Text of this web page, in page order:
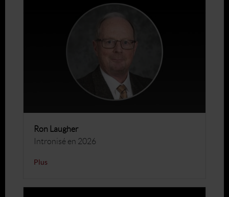
Ron Laugher
Intronisé en 2026
Plus